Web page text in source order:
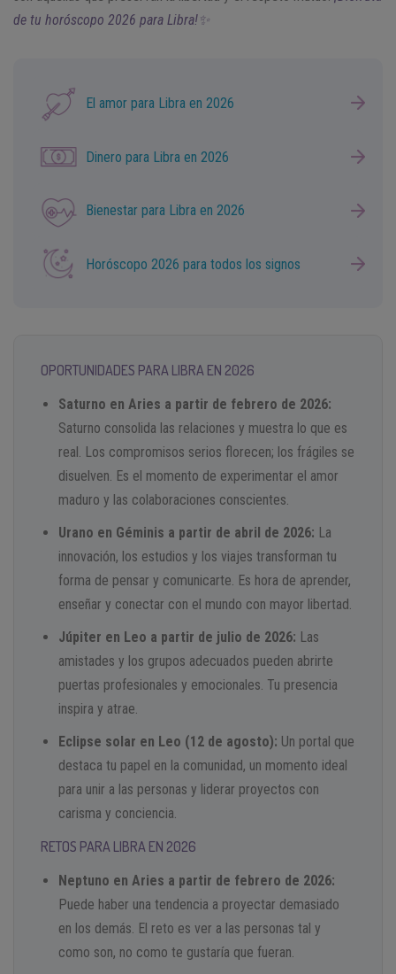
de tu horóscopo 2026 para Libra!✨
El amor para Libra en 2026
Dinero para Libra en 2026
Bienestar para Libra en 2026
Horóscopo 2026 para todos los signos
OPORTUNIDADES PARA LIBRA EN 2026
Saturno en Aries a partir de febrero de 2026:
Saturno consolida las relaciones y muestra lo que es
real. Los compromisos serios florecen; los frágiles se
disuelven. Es el momento de experimentar el amor
maduro y las colaboraciones conscientes.
Urano en Géminis a partir de abril de 2026: La
innovación, los estudios y los viajes transforman tu
forma de pensar y comunicarte. Es hora de aprender,
enseñar y conectar con el mundo con mayor libertad.
Júpiter en Leo a partir de julio de 2026: Las
amistades y los grupos adecuados pueden abrirte
puertas profesionales y emocionales. Tu presencia
inspira y atrae.
Eclipse solar en Leo (12 de agosto): Un portal que
destaca tu papel en la comunidad, un momento ideal
para unir a las personas y liderar proyectos con
carisma y conciencia.
RETOS PARA LIBRA EN 2026
Neptuno en Aries a partir de febrero de 2026:
Puede haber una tendencia a proyectar demasiado
en los demás. El reto es ver a las personas tal y
como son, no como te gustaría que fueran.